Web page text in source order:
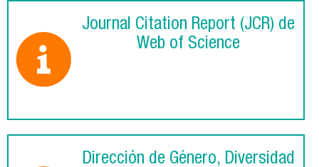
Journal Citation Report (JCR) de
Web of Science
Dirección de Género, Diversidad